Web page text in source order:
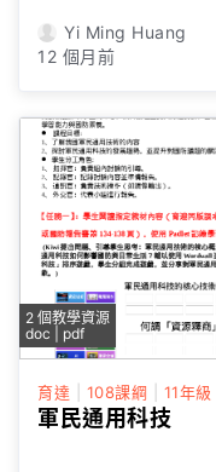
Yi Ming Huang
12 個月前
2 個教學資源
doc | pdf
育達 108課綱 11年級
軍民通用科技